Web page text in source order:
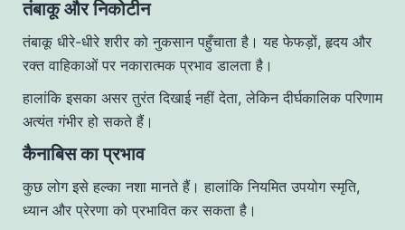
तंबाकू और निकोटीन
तंबाकू धीरे-धीरे शरीर को नुकसान पहुँचाता है। यह फेफड़ों, हृदय और
रक्त वाहिकाओं पर नकारात्मक प्रभाव डालता है।
हालांकि इसका असर तुरंत दिखाई नहीं देता, लेकिन दीर्घकालिक परिणाम
अत्यंत गंभीर हो सकते हैं।
कैनाबिस का प्रभाव
कुछ लोग इसे हल्का नशा मानते हैं। हालांकि नियमित उपयोग स्मृति,
ध्यान और प्रेरणा को प्रभावित कर सकता है।